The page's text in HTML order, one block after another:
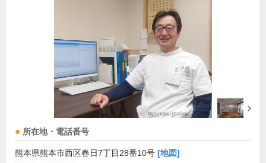
所在地・電話番号
熊本県熊本市西区春日7丁目28番10号 [地図]